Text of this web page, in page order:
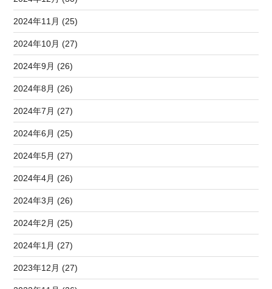
2024年11月 (25)
2024年10月 (27)
2024年9月 (26)
2024年8月 (26)
2024年7月 (27)
2024年6月 (25)
2024年5月 (27)
2024年4月 (26)
2024年3月 (26)
2024年2月 (25)
2024年1月 (27)
2023年12月 (27)